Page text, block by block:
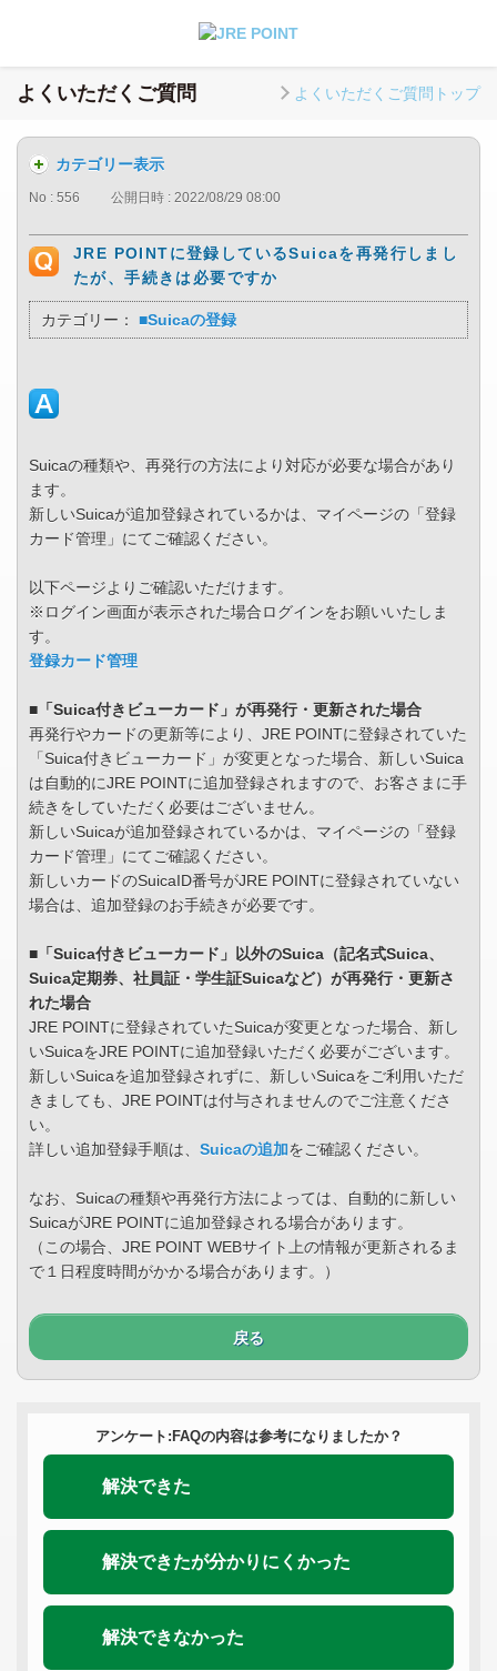
よくいただくご質問 よくいただくご質問トップ
カテゴリー表示
No : 556 公開日時 : 2022/08/29 08:00
JRE POINTに登録しているSuicaを再発行しまし
たが、手続きは必要ですか
カテゴリー： ■Suicaの登録
Suicaの種類や、再発行の方法により対応が必要な場合があり
ます。
新しいSuicaが追加登録されているかは、マイページの「登録
カード管理」にてご確認ください。
以下ページよりご確認いただけます。
※ログイン画面が表示された場合ログインをお願いいたしま
す。
登録カード管理
■「Suica付きビューカード」が再発行・更新された場合
再発行やカードの更新等により、JRE POINTに登録されていた
「Suica付きビューカード」が変更となった場合、新しいSuica
は自動的にJRE POINTに追加登録されますので、お客さまに手
続きをしていただく必要はございません。
新しいSuicaが追加登録されているかは、マイページの「登録
カード管理」にてご確認ください。
新しいカードのSuicaID番号がJRE POINTに登録されていない
場合は、追加登録のお手続きが必要です。
■「Suica付きビューカード」以外のSuica（記名式Suica、
Suica定期券、社員証・学生証Suicaなど）が再発行・更新さ
れた場合
JRE POINTに登録されていたSuicaが変更となった場合、新し
いSuicaをJRE POINTに追加登録いただく必要がございます。
新しいSuicaを追加登録されずに、新しいSuicaをご利用いただ
きましても、JRE POINTは付与されませんのでご注意くださ
い。
詳しい追加登録手順は、 Suicaの追加をご確認ください。
なお、Suicaの種類や再発行方法によっては、自動的に新しい
SuicaがJRE POINTに追加登録される場合があります。
（この場合、JRE POINT WEBサイト上の情報が更新されるま
で１日程度時間がかかる場合があります。）
戻る
アンケート:FAQの内容は参考になりましたか？
解決できた
解決できたが分かりにくかった
解決できなかった